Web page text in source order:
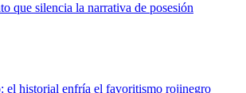
que silencia la narrativa de posesión
el historial enfría el favoritismo rojinegro